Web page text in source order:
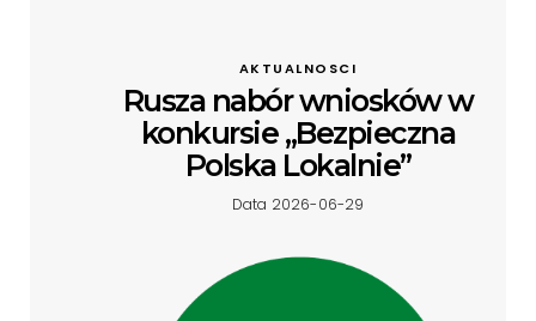
AKTUALNOSCI
Rusza nabór wniosków w
konkursie „Bezpieczna
Polska Lokalnie”
Data 2026-06-29